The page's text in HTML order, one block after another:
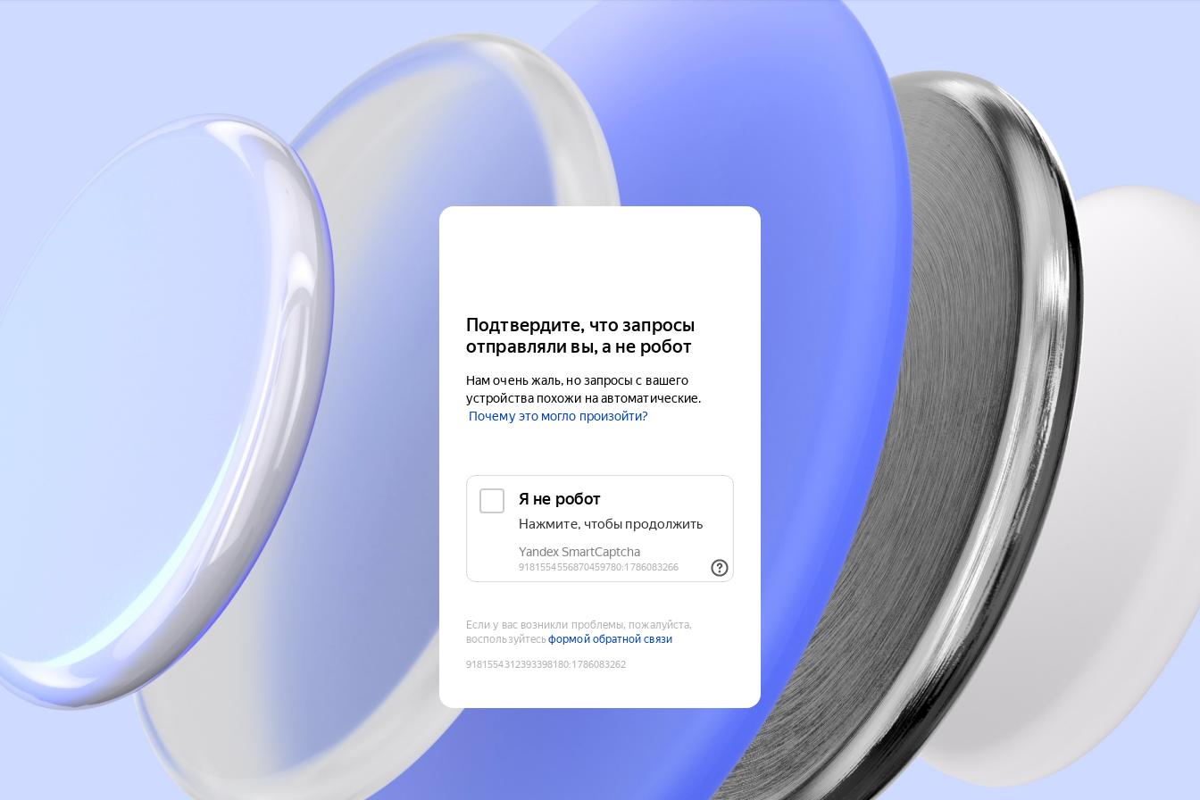
Подтвердите, что запросы
отправляли вы, а не робот
Нам очень жаль, но запросы с вашего
устройства похожи на автоматические.
Почему это могло произойти?
Если у вас возникли проблемы, пожалуйста,
воспользуйтесьформой обратной связи
9181554312393398180:1786083262